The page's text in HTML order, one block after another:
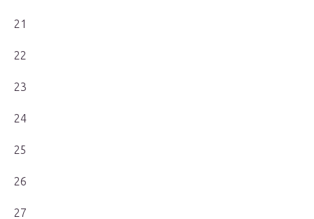
21
22
23
24
25
26
27